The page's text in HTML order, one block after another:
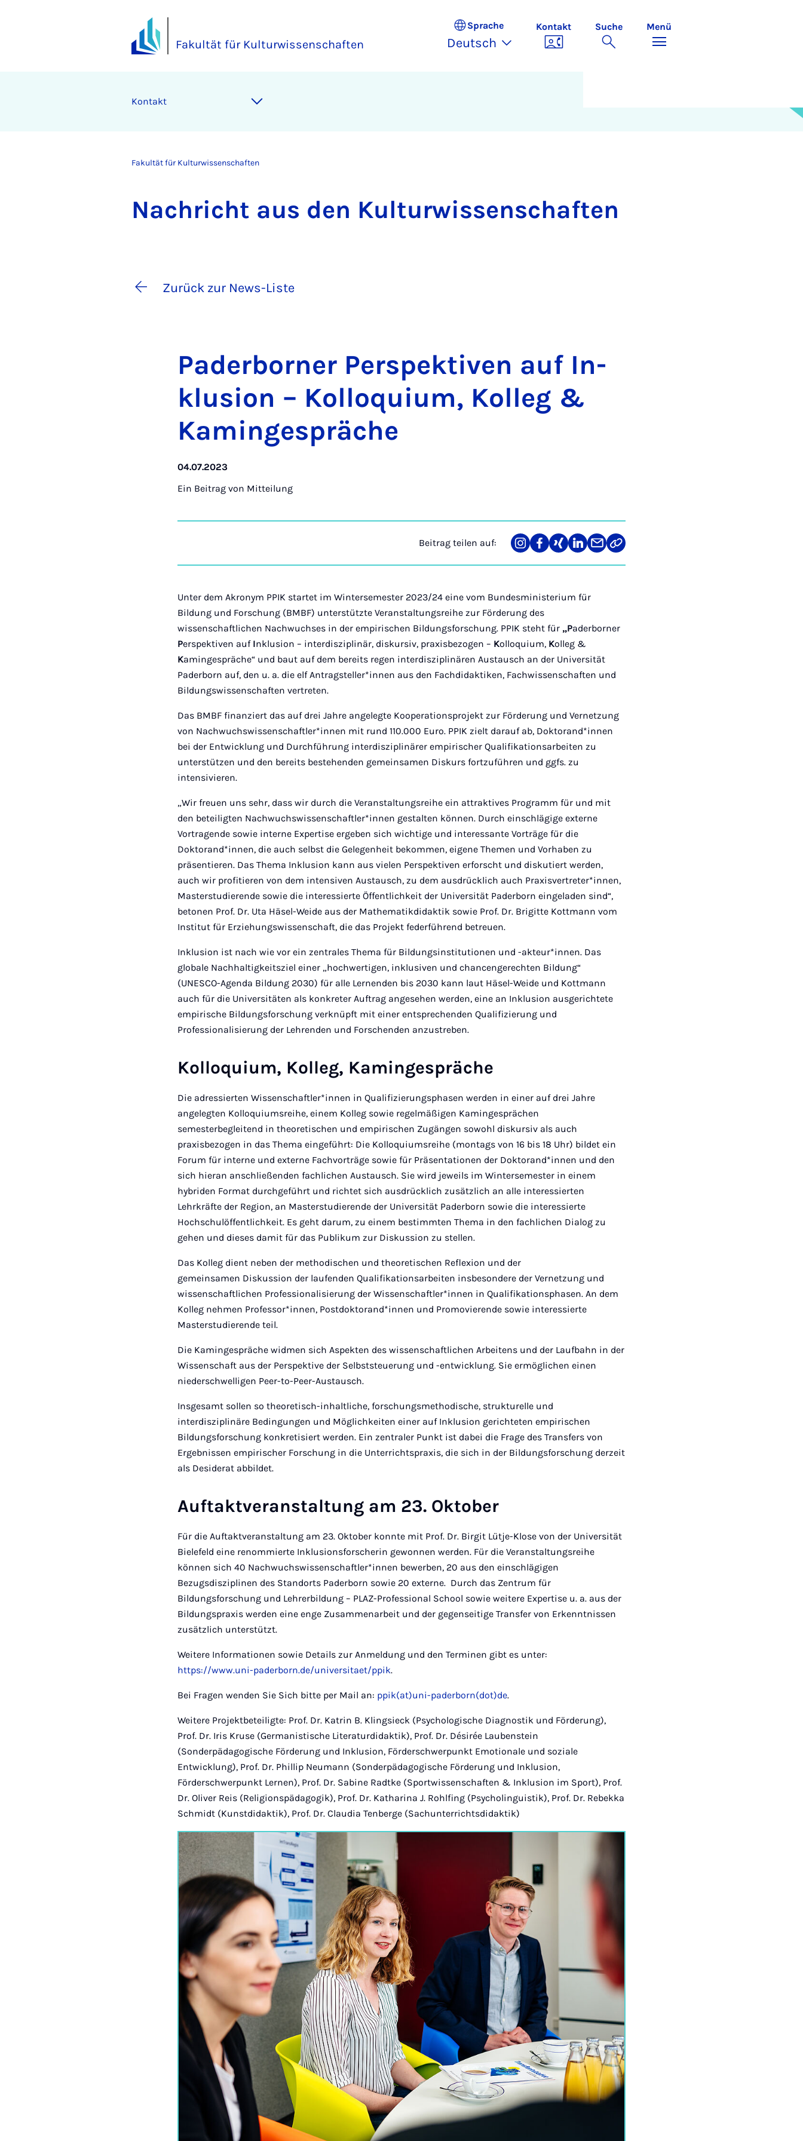
Fakultät für Kulturwissenschaften
Sprache
Deutsch
Kontakt Suche Menü
Kontakt
Fakultät für Kulturwissenschaften
Nach­richt aus den Kul­tur­wis­sen­schaf­ten
Zurück zur News-Liste
Pa­der­bor­ner Per­spek­ti­ven auf In­
klu­si­on – Kol­lo­qui­um, Kol­leg &
Ka­min­ge­sprä­che
04.07.2023
Ein Beitrag von Mitteilung
Beitrag teilen auf:
Teilen
auf
Teilen
auf
Teilen
auf
Teilen
auf
Teilen
über
Link
kopieren
Unter dem Akronym PPIK startet im Wintersemester 2023/24 eine vom Bundesministerium für
Bildung und Forschung (BMBF) unterstützte Veranstaltungsreihe zur Förderung des
wissenschaftlichen Nachwuchses in der empirischen Bildungsforschung. PPIK steht für „Paderborner
Perspektiven auf Inklusion – interdisziplinär, diskursiv, praxisbezogen – Kolloquium, Kolleg &
Kamingespräche“ und baut auf dem bereits regen interdisziplinären Austausch an der Universität
Paderborn auf, den u. a. die elf Antragsteller*innen aus den Fachdidaktiken, Fachwissenschaften und
Bildungswissenschaften vertreten.
Das BMBF finanziert das auf drei Jahre angelegte Kooperationsprojekt zur Förderung und Vernetzung
von Nachwuchswissenschaftler*innen mit rund 110.000 Euro. PPIK zielt darauf ab, Doktorand*innen
bei der Entwicklung und Durchführung interdisziplinärer empirischer Qualifikationsarbeiten zu
unterstützen und den bereits bestehenden gemeinsamen Diskurs fortzuführen und ggfs. zu
intensivieren.
„Wir freuen uns sehr, dass wir durch die Veranstaltungsreihe ein attraktives Programm für und mit
den beteiligten Nachwuchswissenschaftler*innen gestalten können. Durch einschlägige externe
Vortragende sowie interne Expertise ergeben sich wichtige und interessante Vorträge für die
Doktorand*innen, die auch selbst die Gelegenheit bekommen, eigene Themen und Vorhaben zu
präsentieren. Das Thema Inklusion kann aus vielen Perspektiven erforscht und diskutiert werden,
auch wir profitieren von dem intensiven Austausch, zu dem ausdrücklich auch Praxisvertreter*innen,
Masterstudierende sowie die interessierte Öffentlichkeit der Universität Paderborn eingeladen sind“,
betonen Prof. Dr. Uta Häsel-Weide aus der Mathematikdidaktik sowie Prof. Dr. Brigitte Kottmann vom
Institut für Erziehungswissenschaft, die das Projekt federführend betreuen.
Inklusion ist nach wie vor ein zentrales Thema für Bildungsinstitutionen und -akteur*innen. Das
globale Nachhaltigkeitsziel einer „hochwertigen, inklusiven und chancengerechten Bildung“
(UNESCO-Agenda Bildung 2030) für alle Lernenden bis 2030 kann laut Häsel-Weide und Kottmann
auch für die Universitäten als konkreter Auftrag angesehen werden, eine an Inklusion ausgerichtete
empirische Bildungsforschung verknüpft mit einer entsprechenden Qualifizierung und
Professionalisierung der Lehrenden und Forschenden anzustreben.
Kolloquium, Kolleg, Kamingespräche
Die adressierten Wissenschaftler*innen in Qualifizierungsphasen werden in einer auf drei Jahre
angelegten Kolloquiumsreihe, einem Kolleg sowie regelmäßigen Kamingesprächen
semesterbegleitend in theoretischen und empirischen Zugängen sowohl diskursiv als auch
praxisbezogen in das Thema eingeführt: Die Kolloquiumsreihe (montags von 16 bis 18 Uhr) bildet ein
Forum für interne und externe Fachvorträge sowie für Präsentationen der Doktorand*innen und den
sich hieran anschließenden fachlichen Austausch. Sie wird jeweils im Wintersemester in einem
hybriden Format durchgeführt und richtet sich ausdrücklich zusätzlich an alle interessierten
Lehrkräfte der Region, an Masterstudierende der Universität Paderborn sowie die interessierte
Hochschulöffentlichkeit. Es geht darum, zu einem bestimmten Thema in den fachlichen Dialog zu
gehen und dieses damit für das Publikum zur Diskussion zu stellen.
Das Kolleg dient neben der methodischen und theoretischen Reflexion und der
gemeinsamen Diskussion der laufenden Qualifikationsarbeiten insbesondere der Vernetzung und
wissenschaftlichen Professionalisierung der Wissenschaftler*innen in Qualifikationsphasen. An dem
Kolleg nehmen Professor*innen, Postdoktorand*innen und Promovierende sowie interessierte
Masterstudierende teil.
Die Kamingespräche widmen sich Aspekten des wissenschaftlichen Arbeitens und der Laufbahn in der
Wissenschaft aus der Perspektive der Selbststeuerung und -entwicklung. Sie ermöglichen einen
niederschwelligen Peer-to-Peer-Austausch.
Insgesamt sollen so theoretisch-inhaltliche, forschungsmethodische, strukturelle und
interdisziplinäre Bedingungen und Möglichkeiten einer auf Inklusion gerichteten empirischen
Bildungsforschung konkretisiert werden. Ein zentraler Punkt ist dabei die Frage des Transfers von
Ergebnissen empirischer Forschung in die Unterrichtspraxis, die sich in der Bildungsforschung derzeit
als Desiderat abbildet.
Auftaktveranstaltung am 23. Oktober
Für die Auftaktveranstaltung am 23. Oktober konnte mit Prof. Dr. Birgit Lütje-Klose von der Universität
Bielefeld eine renommierte Inklusionsforscherin gewonnen werden. Für die Veranstaltungsreihe
können sich 40 Nachwuchswissenschaftler*innen bewerben, 20 aus den einschlägigen
Bezugsdisziplinen des Standorts Paderborn sowie 20 externe. Durch das Zentrum für
Bildungsforschung und Lehrerbildung – PLAZ-Professional School sowie weitere Expertise u. a. aus der
Bildungspraxis werden eine enge Zusammenarbeit und der gegenseitige Transfer von Erkenntnissen
zusätzlich unterstützt.
Weitere Informationen sowie Details zur Anmeldung und den Terminen gibt es unter:
https://www.uni-paderborn.de/universitaet/ppik.
Bei Fragen wenden Sie Sich bitte per Mail an: ppik(at)uni-paderborn(dot)de.
Weitere Projektbeteiligte: Prof. Dr. Katrin B. Klingsieck (Psychologische Diagnostik und Förderung),
Prof. Dr. Iris Kruse (Germanistische Literaturdidaktik), Prof. Dr. Désirée Laubenstein
(Sonderpädagogische Förderung und Inklusion, Förderschwerpunkt Emotionale und soziale
Entwicklung), Prof. Dr. Phillip Neumann (Sonderpädagogische Förderung und Inklusion,
Förderschwerpunkt Lernen), Prof. Dr. Sabine Radtke (Sportwissenschaften & Inklusion im Sport), Prof.
Dr. Oliver Reis (Religionspädagogik), Prof. Dr. Katharina J. Rohlfing (Psycholinguistik), Prof. Dr. Rebekka
Schmidt (Kunstdidaktik), Prof. Dr. Claudia Tenberge (Sachunterrichtsdidaktik)